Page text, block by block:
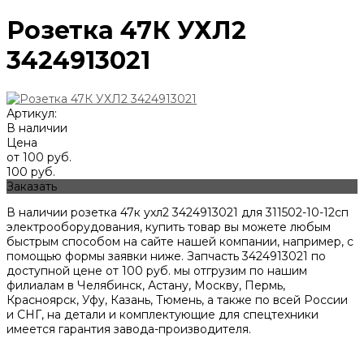
Розетка 47К УХЛ2
3424913021
Артикул:
В наличии
Цена
от 100 руб.
100 руб.
Заказать
В наличии розетка 47к ухл2 3424913021 для 311502-10-12сп
электрооборудования, купить товар вы можете любым
быстрым способом на сайте нашей компании, например, с
помощью формы заявки ниже. Запчасть 3424913021 по
доступной цене от 100 руб. мы отгрузим по нашим
филиалам в Челябинск, Астану, Москву, Пермь,
Красноярск, Уфу, Казань, Тюмень, а также по всей России
и СНГ, на детали и комплектующие для спецтехники
имеется гарантия завода-производителя.